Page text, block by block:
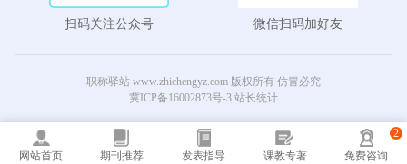
扫码关注公众号 微信扫码加好友
职称驿站 www.zhichengyz.com 版权所有 仿冒必究
冀ICP备16002873号-3 站长统计
网站首页 期刊推荐 发表指导 课教专著 免费咨询
2